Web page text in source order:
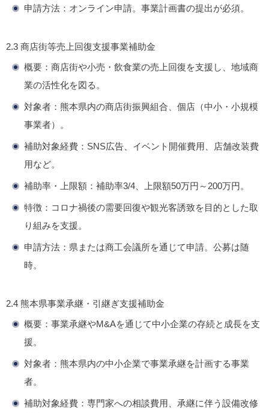
申請方法 ：オンライン申請。事業計画書の提出が必須。
2.3 商店街等売上回復支援事業補助金
概要 ：商店街や小売・飲食業の売上回復を支援し、地域商
業の活性化を図る。
対象者 ：熊本県内の商店街振興組合、個店（中小・小規模
事業者）。
補助対象経費 ：SNS広告、イベント開催費用、店舗改装費
用など。
補助率・上限額 ：補助率3/4、上限額50万円～200万円。
特徴 ：コロナ禍後の需要回復や観光客誘致を目的とした取
り組みを支援。
申請方法 ：県または商工会議所を通じて申請。公募は随
時。
2.4 熊本県事業承継・引継ぎ支援補助金
概要 ：事業承継やM&Aを通じて中小企業の存続と成長を支
援。
対象者 ：熊本県内の中小企業で事業承継を計画する事業
者。
補助対象経費 ：専門家への相談費用、承継に伴う設備改修